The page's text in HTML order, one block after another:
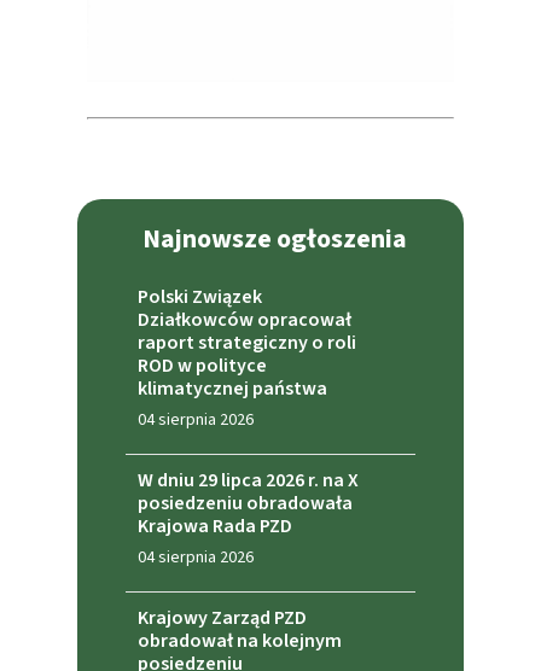
Najnowsze ogłoszenia
Polski Związek
Działkowców opracował
raport strategiczny o roli
ROD w polityce
klimatycznej państwa
04 sierpnia 2026
W dniu 29 lipca 2026 r. na X
posiedzeniu obradowała
Krajowa Rada PZD
04 sierpnia 2026
Krajowy Zarząd PZD
obradował na kolejnym
posiedzeniu